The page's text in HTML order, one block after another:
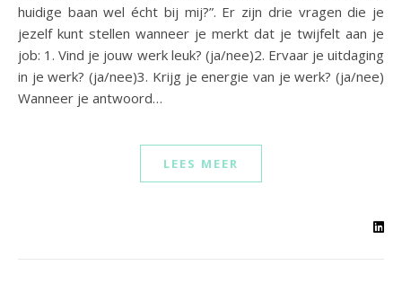
huidige baan wel écht bij mij?”. Er zijn drie vragen die je
jezelf kunt stellen wanneer je merkt dat je twijfelt aan je
job: 1. Vind je jouw werk leuk? (ja/nee)2. Ervaar je uitdaging
in je werk? (ja/nee)3. Krijg je energie van je werk? (ja/nee)
Wanneer je antwoord…
LEES MEER